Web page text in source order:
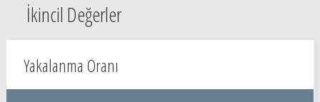
İkincil Değerler
Yakalanma Oranı